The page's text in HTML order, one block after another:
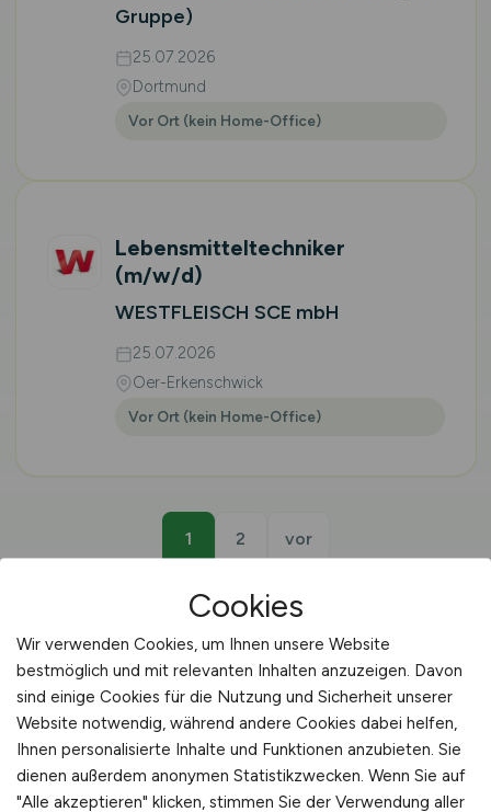
Gruppe)
25.07.2026
Dortmund
Vor Ort (kein Home-Office)
Lebensmitteltechniker
(m/w/d)
WESTFLEISCH SCE mbH
25.07.2026
Oer-Erkenschwick
Vor Ort (kein Home-Office)
1 2 vor
📋 QUALITÄTSMANAGER LEBENSMITTEL ·
ISERLOHN
Qualitätsmanager
Cookies
Wir verwenden Cookies, um Ihnen unsere Website
bestmöglich und mit relevanten Inhalten anzuzeigen. Davon
sind einige Cookies für die Nutzung und Sicherheit unserer
Website notwendig, während andere Cookies dabei helfen,
Ihnen personalisierte Inhalte und Funktionen anzubieten. Sie
dienen außerdem anonymen Statistikzwecken. Wenn Sie auf
"Alle akzeptieren" klicken, stimmen Sie der Verwendung aller